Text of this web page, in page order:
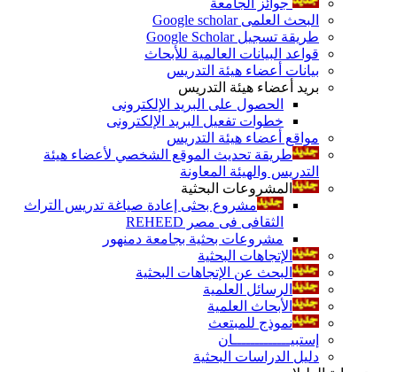
البحث العلمى Google scholar
طريقة تسجيل Google Scholar
قواعد البيانات العالمية للأبحاث
بيانات أعضاء هيئة التدريس
بريد أعضاء هيئة التدريس
الحصول على البريد الإلكترونى
خطوات تفعيل البريد الإلكترونى
مواقع أعضاء هيئة التدريس
طريقة تحديث الموقع الشخصي لأعضاء هيئة
التدريس والهيئة المعاونة
المشروعات البحثية
مشروع بحثى إعادة صياغة تدريس التراث
الثقافى فى مصر REHEED
مشروعات بحثية بجامعة دمنهور
الإتجاهات البحثية
البحث عن الإتجاهات البحثية
الرسائل العلمية
الأبحاث العلمية
نموذج للمبتعث
إستبيـــــــــــــان
دليل الدراسات البحثية